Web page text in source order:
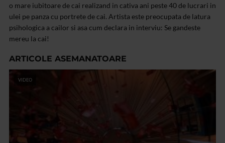
o mare iubitoare de cai realizand in cativa ani peste 40 de lucrari in
ulei pe panza cu portrete de cai. Artista este preocupata de latura
psihologica a cailor si asa cum declara in interviu: Se gandeste
mereu la cai!
ARTICOLE ASEMANATOARE
VIDEO